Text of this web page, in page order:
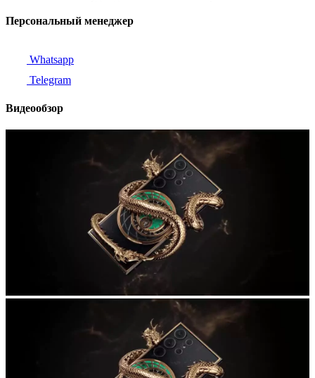
Персональный менеджер
Whatsapp
Telegram
Видеообзор